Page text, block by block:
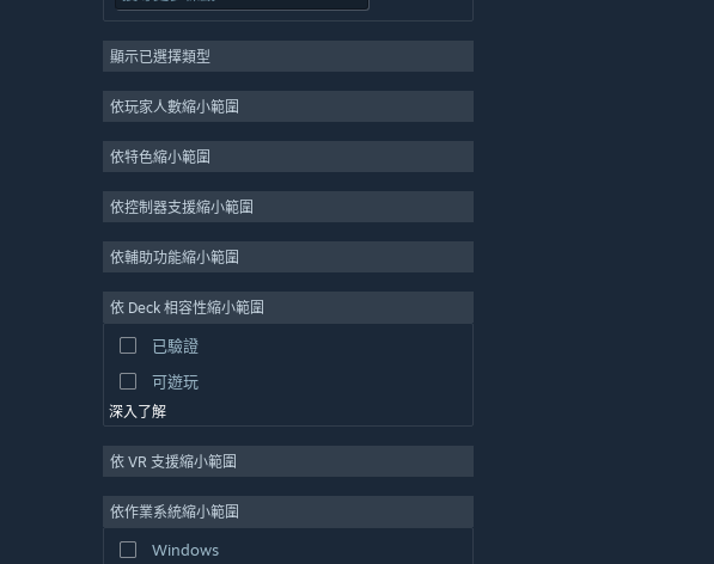
大型多人
獨立
休閒
模擬
影像製作
圖片編輯
顯示已選擇類型
依玩家人數縮小範圍
依特色縮小範圍
依控制器支援縮小範圍
依輔助功能縮小範圍
依 Deck 相容性縮小範圍
已驗證
可遊玩
深入了解
依 VR 支援縮小範圍
依作業系統縮小範圍
Windows